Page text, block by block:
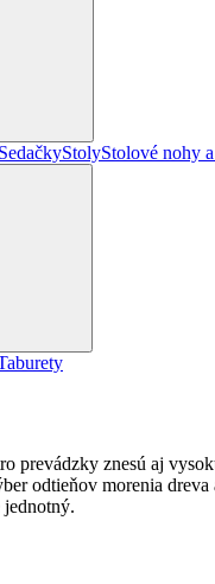
SedačkyStolyStolové nohy
prevádzky znesú aj
odtieňov morenia
jednotný.